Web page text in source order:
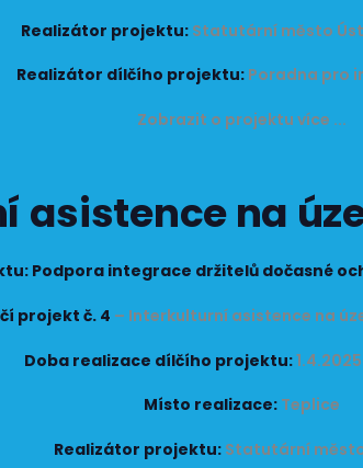
Realizátor projektu: Statutární město
Realizátor dílčího projektu: Poradna pro
Zobrazit o projektu více ...
asistence na
Podpora integrace držitelů dočasné
projekt č. 4 – Interkulturní asistence na
Doba realizace dílčího projektu:1.4.2025
Místo realizace:Teplice
Realizátor projektu: Statutární